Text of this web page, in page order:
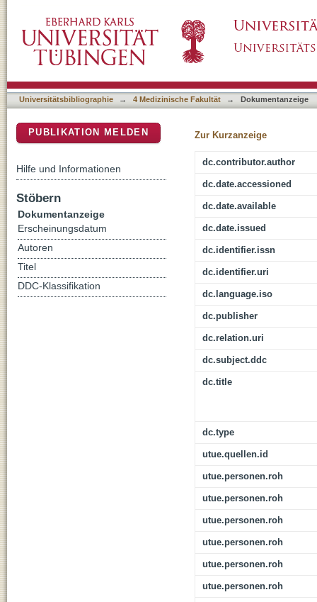
cells through the PGRMC1/EGFR-PI3K/
Universitätsbibliographie → 4 Medizinische Fakultät → Dokumentanzeige
Zur Kurzanzeige
dc.contributor.author
dc.date.accessioned
dc.date.available
dc.date.issued
dc.identifier.issn
dc.identifier.uri
dc.language.iso
dc.publisher
dc.relation.uri
dc.subject.ddc
dc.title
dc.type
utue.quellen.id
utue.personen.roh
utue.personen.roh
utue.personen.roh
utue.personen.roh
utue.personen.roh
utue.personen.roh
PUBLIKATION MELDEN
Hilfe und Informationen
Stöbern
Dokumentanzeige
Erscheinungsdatum
Autoren
Titel
DDC-Klassifikation